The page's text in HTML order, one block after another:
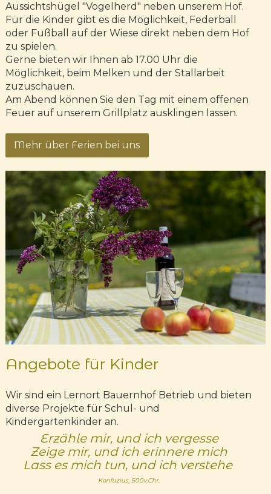
Aussichtshügel "Vogelherd" neben unserem Hof.
Für die Kinder gibt es die Möglichkeit, Federball
oder Fußball auf der Wiese direkt neben dem Hof
zu spielen.
Gerne bieten wir Ihnen ab 17.00 Uhr die
Möglichkeit, beim Melken und der Stallarbeit
zuzuschauen.
Am Abend können Sie den Tag mit einem offenen
Feuer auf unserem Grillplatz ausklingen lassen.
Mehr über Ferien bei uns
Angebote für Kinder
Wir sind ein Lernort Bauernhof Betrieb und bieten
diverse Projekte für Schul- und
Kindergartenkinder an.
Erzähle mir, und ich vergesse
Zeige mir, und ich erinnere mich
Lass es mich tun, und ich verstehe
Konfuzius, 500v.Chr.